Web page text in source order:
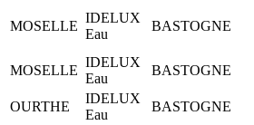
MOSELLE
IDELUX
Eau
BASTOGNE
MOSELLE
IDELUX
Eau
BASTOGNE
OURTHE
IDELUX
Eau
BASTOGNE